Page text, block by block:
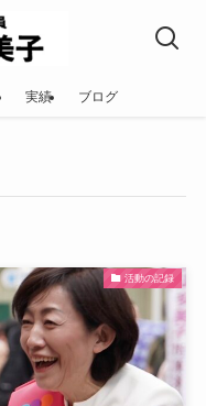
実績 ブログ
活動の記録